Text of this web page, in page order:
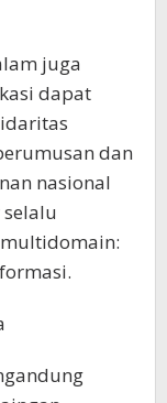
juga
dapat
dan
nasional